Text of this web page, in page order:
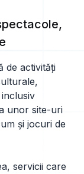
de activități
unor site-uri
și jocuri de
servicii care